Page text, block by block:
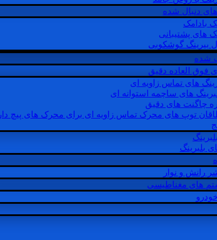
های دنبال شده
بادامک
های پشتیبانی
بیرینگ گوشکوبی
شده
فوق العاده دقیق
های تماس زاویه ای
های ساچمه استوانه ای
چاگنت های دقیق
توپ های محرک تماس زاویه ای برای محرک های پیچ دار
بلبرینگ
رانش و نوار
های مغناطیسی